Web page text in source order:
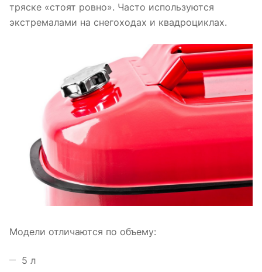
тряске «стоят ровно». Часто используются
экстремалами на снегоходах и квадроциклах.
Модели отличаются по объему:
5 л